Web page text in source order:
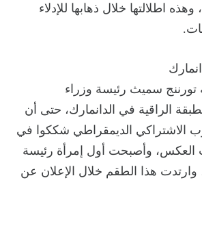
اطلالتها خلال ذهابها للإدلاء
سميث رئيسة وزراء
الراقية في الدانمارك، حتى أن
الاشتراكي الديمقراطي شككوا في
العكس، وأصبحت أول إمرأة رئيسة
وارتدت هذا الطقم خلال الإعلان عن